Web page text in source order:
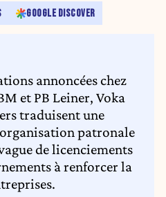
GOOGLE DISCOVER
annoncées chez
et PB Leiner, Voka
traduisent une
patronale
de licenciements
à renforcer la